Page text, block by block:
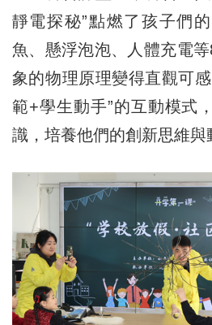
靜電探秘”點燃了孩子們
魚、懸浮泡泡、人體充電
象的物理原理變得直觀可
範+學生動手”的互動模式
識，培養他們的創新思維與